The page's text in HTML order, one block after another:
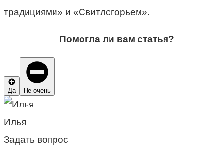
традициями» и «Свитлогорьем».
Помогла ли вам статья?
Да Не очень
Илья
Задать вопрос